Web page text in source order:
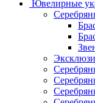
Ювелирные